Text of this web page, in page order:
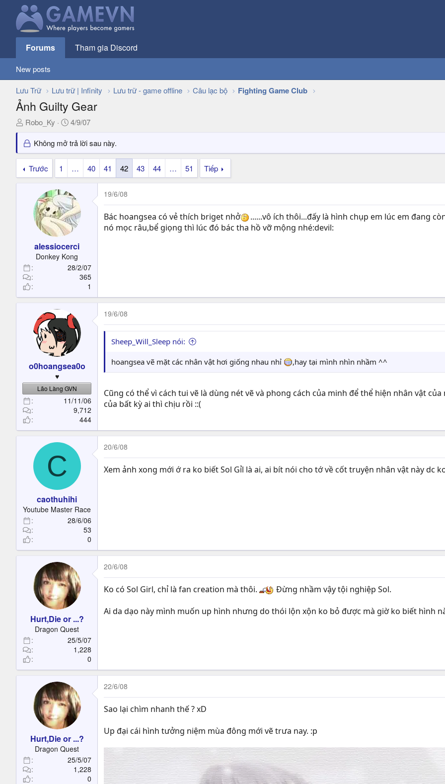
Forums Tham gia Discord
New posts
Lưu Trữ Lưu trữ | Infinity Lưu trữ - game offline Câu lạc bộ Fighting Game Club
Ảnh Guilty Gear
T
r
e
Robo_Ky
N
à
y
ử
4/9/07
Không mở trả lời sau này.
Trước 1 … 40 41 42 43 44 … 51 Tiếp
alessiocerci
Donkey Kong
28/2/07
365
1
19/6/08
Bác hoangsea có vẻ thích briget nhở
......vô ích thôi...đấy là hình chụp em lúc em đang
nó mọc râu,bể giọng thì lúc đó bác tha hồ vỡ mộng nhé:devil:
o0hoangsea0o
♥
Lão Làng GVN
11/11/06
9,712
444
19/6/08
Sheep_Will_Sleep nói:
hoangsea vẽ mặt các nhân vật hơi giống nhau nhỉ ,hay tại mình nhìn nhầm ^^
Cũng có thể vì cách tui vẽ là dùng nét vẽ và phong cách của minh để thể hiện nhân vật
của bất kỳ ai thì chịu rồi ::(
C
caothuhihi
Youtube Master Race
28/6/06
53
0
20/6/08
Xem ảnh xong mới ớ ra ko biết Sol Gỉl là ai, ai bít nói cho tớ về cốt truyện nhân vật này dc
Hurt,Die or ...?
Dragon Quest
25/5/07
1,228
0
20/6/08
Ko có Sol Girl, chỉ là fan creation mà thôi.
Đừng nhầm vậy tội nghiệp Sol.
Ai da dạo này mình muốn up hình nhưng do thói lộn xộn ko bỏ được mà giờ ko biết hình
Hurt,Die or ...?
Dragon Quest
25/5/07
1,228
0
22/6/08
Sao lại chìm nhanh thế ? xD
Up đại cái hình tưởng niệm mùa đông mới vẽ trưa nay. :p